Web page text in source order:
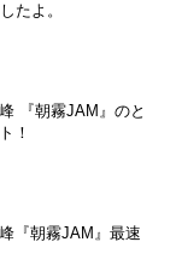
たよ。
『朝霧JAM』のと
！
『朝霧JAM』最速